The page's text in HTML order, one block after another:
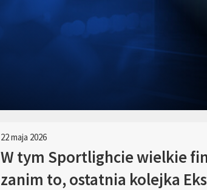
22 maja 2026
W tym Sportlighcie wielkie
zanim to, ostatnia kolejka